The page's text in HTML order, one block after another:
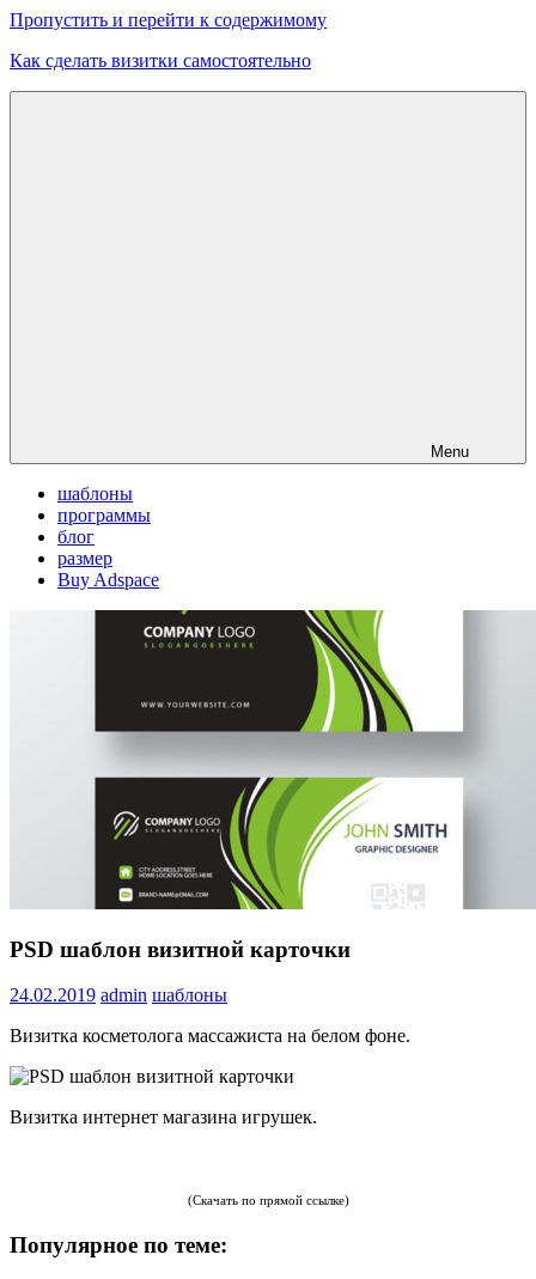
Пропустить и перейти к содержимому
Как сделать визитки самостоятельно
Menu
шаблоны
программы
блог
размер
Buy Adspace
PSD шаблон визитной карточки
24.02.2019 admin шаблоны
Визитка косметолога массажиста на белом фоне.
Визитка интернет магазина игрушек.
(Скачать по прямой ссылке)
Популярное по теме: